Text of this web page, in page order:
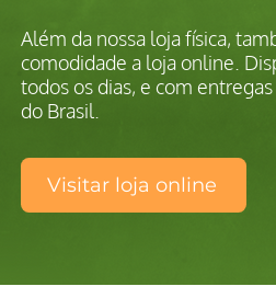
Além da nossa loja física,
comodidade a loja online.
todos os dias, e com
do Brasil.
Visitar loja online